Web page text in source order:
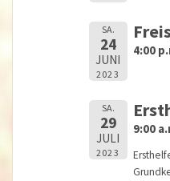
SA.
24
JUNI
2023
4:00
SA.
29
JULI
2023
9:00